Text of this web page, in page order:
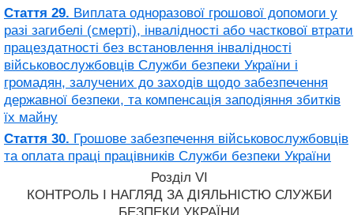
Стаття 29. Виплата одноразової грошової допомоги у
разі загибелі (смерті), інвалідності або часткової втрати
працездатності без встановлення інвалідності
військовослужбовців Служби безпеки України і
громадян, залучених до заходів щодо забезпечення
державної безпеки, та компенсація заподіяння збитків
їх майну
Стаття 30. Грошове забезпечення військовослужбовців
та оплата праці працівників Служби безпеки України
Розділ VI
КОНТРОЛЬ І НАГЛЯД ЗА ДІЯЛЬНІСТЮ СЛУЖБИ
БЕЗПЕКИ УКРАЇНИ